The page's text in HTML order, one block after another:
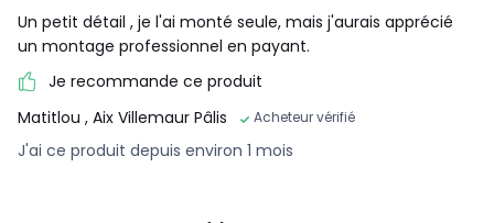
Un petit détail , je l'ai monté seule, mais j'aurais apprécié
un montage professionnel en payant.
Je recommande ce produit
Matitlou , Aix Villemaur Pâlis Acheteur vérifié
J'ai ce produit depuis environ 1 mois